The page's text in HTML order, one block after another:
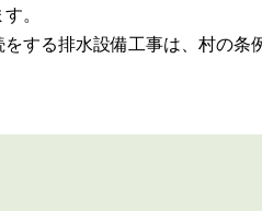
。
する排水設備工事は、村の条